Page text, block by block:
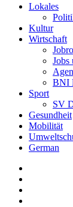
Lokales
Kultur
Wirtschaft
Jobs
BNI
Sport
SV
Gesundheit
Mobilität
German